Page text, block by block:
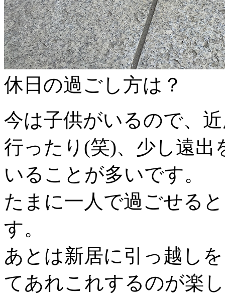
休日の過ごし方は？
今は子供がいるので、
行ったり(笑)、少し遠
いることが多いです。
たまに一人で過ごせる
す。
あとは新居に引っ越し
てあれこれするのが楽